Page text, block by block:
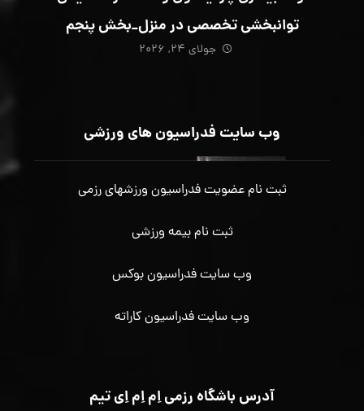
توانبخشی تخصصی در منزل_بخش پنجم
جولای ۲۴, ۲۰۲۶
وب سایت فدراسیون های ورزشی
ثبت نام عضویت فدراسیون ورزشهای رزمی
ثبت نام بیمه ورزشی
وب سایت فدراسیون بوکس
وب سایت فدراسیون کاراته
آدرس باشگاه رزمی اِم اِم اِی تیم